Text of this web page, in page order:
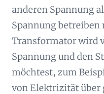
anderen Spannung
Spannung betreiben
Transformator wird
Spannung und den
möchtest, zum
von Elektrizität über